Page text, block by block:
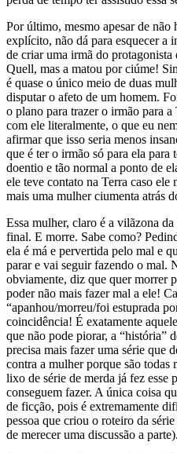
Por último, mesmo apesar de não
explícito, não dá para esquecer a
de criar uma irmã do protagonista
Quell, mas a matou por ciúme!
é quase o único meio de duas
disputar o afeto de um homem.
o plano para trazer o irmão para
com ele literalmente, o que eu
afirmar que isso seria menos
que é ter o irmão só para ela para
doentio e tão normal a ponto de
ele teve contato na Terra caso ele
mais uma mulher ciumenta atrás
Essa mulher, claro é a vilãzona
final. E morre. Sabe como?
ela é má e pervertida pelo mal e
parar e vai seguir fazendo o mal.
obviamente, diz que quer morrer
poder não mais fazer mal a ele!
“apanhou/morreu/foi estuprada
coincidência! É exatamente
que não pode piorar, a “história”
precisa mais fazer uma série que
contra a mulher porque são todas
lixo de série de merda já fez esse
conseguem fazer. A única coisa
de ficção, pois é extremamente
pessoa que criou o roteiro da
de merecer uma discussão a parte).